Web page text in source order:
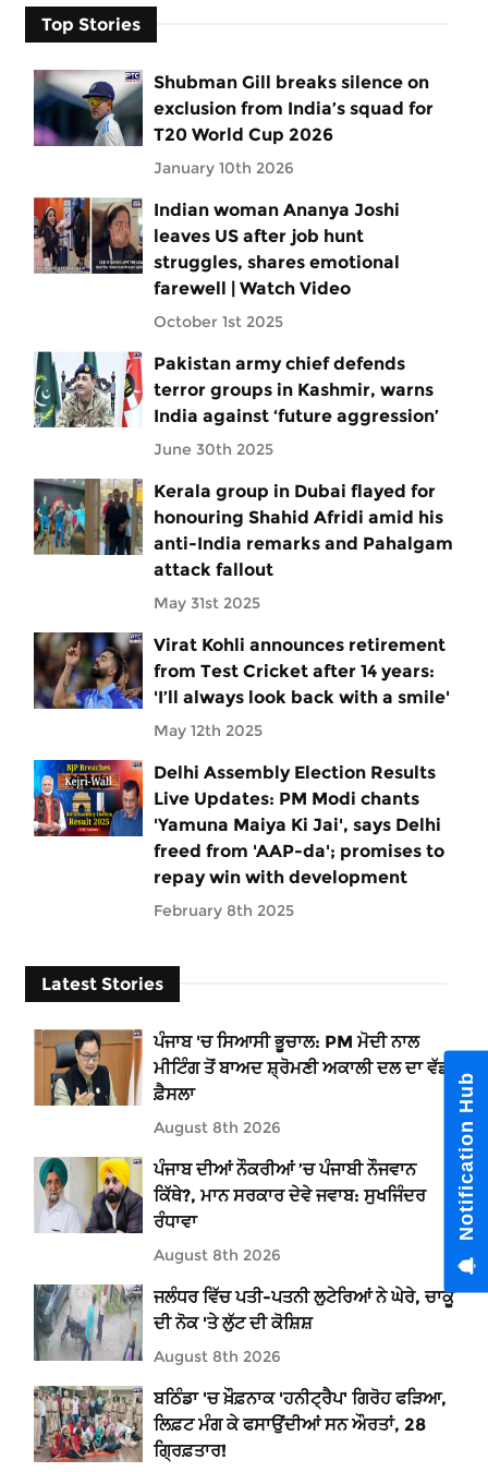
Top Stories
Shubman Gill breaks silence on
exclusion from India’s squad for
T20 World Cup 2026
January 10th 2026
Indian woman Ananya Joshi
leaves US after job hunt
struggles, shares emotional
farewell | Watch Video
October 1st 2025
Pakistan army chief defends
terror groups in Kashmir, warns
India against ‘future aggression’
June 30th 2025
Kerala group in Dubai flayed for
honouring Shahid Afridi amid his
anti-India remarks and Pahalgam
attack fallout
May 31st 2025
Virat Kohli announces retirement
from Test Cricket after 14 years:
'I’ll always look back with a smile'
May 12th 2025
Delhi Assembly Election Results
Live Updates: PM Modi chants
'Yamuna Maiya Ki Jai', says Delhi
freed from 'AAP-da'; promises to
repay win with development
February 8th 2025
Latest Stories
ਪੰਜਾਬ 'ਚ ਸਿਆਸੀ ਭੂਚਾਲ: PM ਮੋਦੀ ਨਾਲ
ਮੀਟਿੰਗ ਤੋਂ ਬਾਅਦ ਸ਼੍ਰੋਮਣੀ ਅਕਾਲੀ ਦਲ ਦਾ ਵੱਡਾ
ਫ਼ੈਸਲਾ
August 8th 2026
ਪੰਜਾਬ ਦੀਆਂ ਨੌਕਰੀਆਂ ’ਚ ਪੰਜਾਬੀ ਨੌਜਵਾਨ
ਕਿੱਥੇ?, ਮਾਨ ਸਰਕਾਰ ਦੇਵੇ ਜਵਾਬ: ਸੁਖਜਿੰਦਰ
ਰੰਧਾਵਾ
August 8th 2026
ਜਲੰਧਰ ਵਿੱਚ ਪਤੀ-ਪਤਨੀ ਲੁਟੇਰਿਆਂ ਨੇ ਘੇਰੇ, ਚਾਕੂ
ਦੀ ਨੋਕ 'ਤੇ ਲੁੱਟ ਦੀ ਕੋਸ਼ਿਸ਼
August 8th 2026
ਬਠਿੰਡਾ 'ਚ ਖ਼ੌਫ਼ਨਾਕ 'ਹਨੀਟ੍ਰੈਪ' ਗਿਰੋਹ ਫੜਿਆ,
ਲਿਫ਼ਟ ਮੰਗ ਕੇ ਫਸਾਉਂਦੀਆਂ ਸਨ ਔਰਤਾਂ, 28
ਗ੍ਰਿਫ਼ਤਾਰ!
Notification Hub